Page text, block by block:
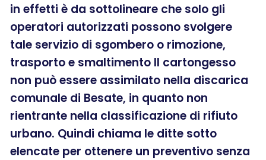
in effetti è da sottolineare che solo gli
operatori autorizzati possono svolgere
tale servizio di sgombero o rimozione,
trasporto e smaltimento Il cartongesso
non può essere assimilato nella discarica
comunale di Besate, in quanto non
rientrante nella classificazione di rifiuto
urbano. Quindi chiama le ditte sotto
elencate per ottenere un preventivo senza